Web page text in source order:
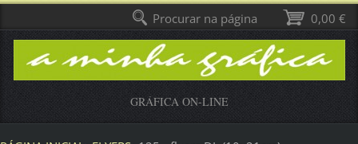
GRÁFICA ON-LINE
0,00 €
Procurar na página